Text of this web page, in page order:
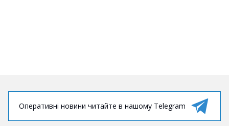
Оперативні новини читайте в нашому Telegram